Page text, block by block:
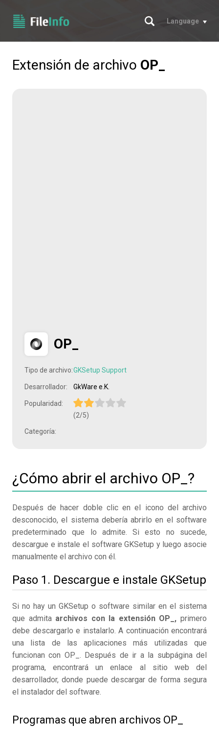
Buscar
Language
Extensión de archivo OP_
OP_
Tipo de archivo:GKSetup Support
Desarrollador: GkWare e.K.
Popularidad:
(2/5)
Categoría:
¿Cómo abrir el archivo OP_?
Después de hacer doble clic en el icono del archivo
desconocido, el sistema debería abrirlo en el software
predeterminado que lo admite. Si esto no sucede,
descargue e instale el software GKSetup y luego asocie
manualmente el archivo con él.
Paso 1. Descargue e instale GKSetup
Si no hay un GKSetup o software similar en el sistema
que admita archivos con la extensión OP_, primero
debe descargarlo e instalarlo. A continuación encontrará
una lista de las aplicaciones más utilizadas que
funcionan con OP_. Después de ir a la subpágina del
programa, encontrará un enlace al sitio web del
desarrollador, donde puede descargar de forma segura
el instalador del software.
Programas que abren archivos OP_